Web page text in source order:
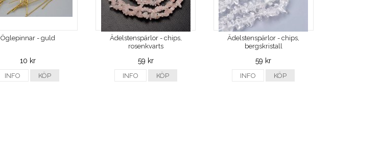
Öglepinnar - guld
10 kr
INFO KÖP
Ädelstenspärlor - chips,
rosenkvarts
59 kr
INFO KÖP
Ädelstenspärlor - chips,
bergskristall
59 kr
INFO KÖP